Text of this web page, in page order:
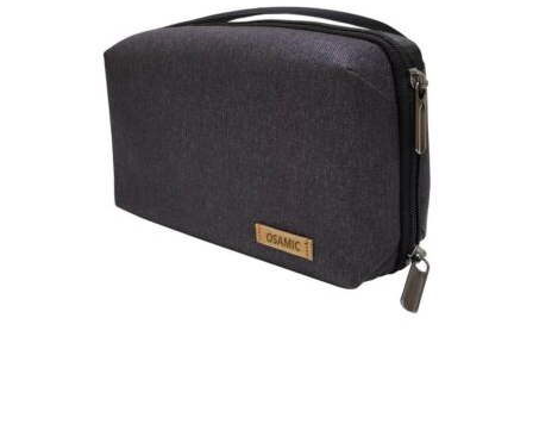
Minimalistinė vyriška kosmetinė